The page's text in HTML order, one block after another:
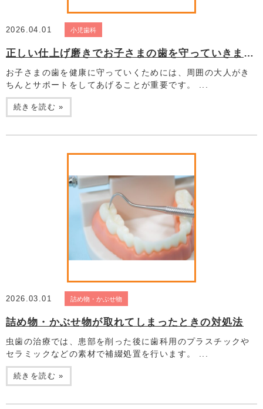
2026.04.01 小児歯科
正しい仕上げ磨きでお子さまの歯を守っていきましょう
お子さまの歯を健康に守っていくためには、周囲の大人がき
ちんとサポートをしてあげることが重要です。 ...
続きを読む »
2026.03.01 詰め物・かぶせ物
詰め物・かぶせ物が取れてしまったときの対処法
虫歯の治療では、患部を削った後に歯科用のプラスチックや
セラミックなどの素材で補綴処置を行います。 ...
続きを読む »